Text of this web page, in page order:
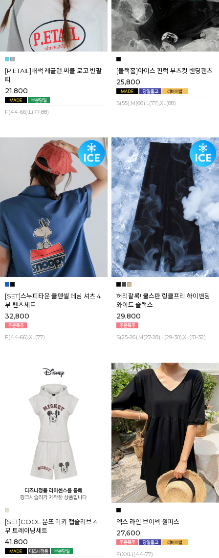
[P.ETAIL]배색 레글런 써클 로고 반팔
티
21,800
F(44-66),L(77-88)
[블랙홀]아이스 핀턱 부츠컷 밴딩팬츠
25,800
S(55),M(66),L(77),XL(88)
[SET]스누피타운 쿨텐셀 데님 셔츠 4
부 팬츠세트
32,800
F(44-66),XL(77)
허리잘록! 쿨스판 링클프리 하이밴딩
와이드 슬랙스
29,800
S(25-26),M(27-28),L(29-30),XL(31-32)
[SET]COOL 분또 미키 캡슬리브 4
부 트레이닝세트
41,800
엑스 라인 브이넥 원피스
27,600
F(XXL)(44-77)